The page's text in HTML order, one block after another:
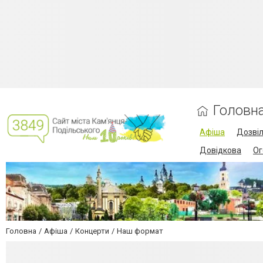
Афіша
Довідкова
Головна Афіша Концерти Наш формат